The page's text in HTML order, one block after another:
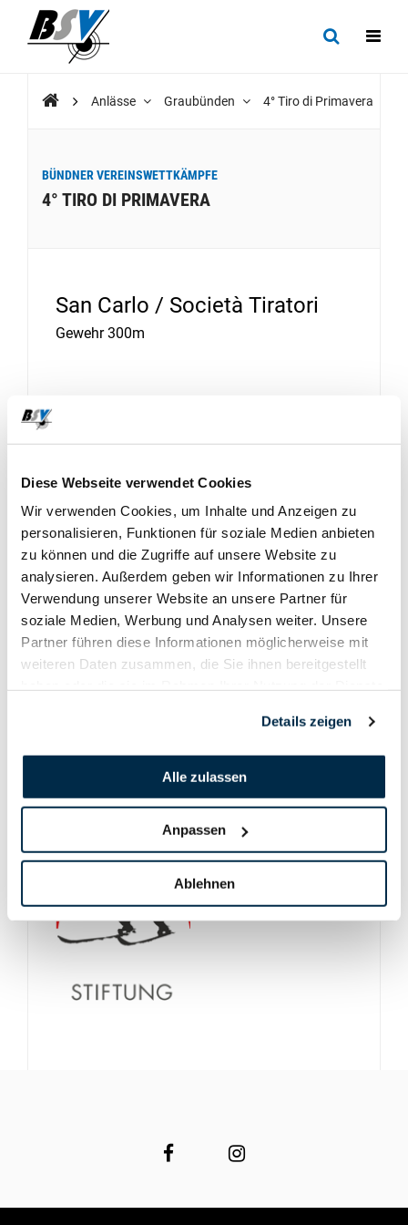
Diese Webseite verwendet Cookies
Wir verwenden Cookies, um Inhalte und Anzeigen zu
personalisieren, Funktionen für soziale Medien anbieten
zu können und die Zugriffe auf unsere Website zu
analysieren. Außerdem geben wir Informationen zu Ihrer
Verwendung unserer Website an unsere Partner für
soziale Medien, Werbung und Analysen weiter. Unsere
Partner führen diese Informationen möglicherweise mit
weiteren Daten zusammen, die Sie ihnen bereitgestellt
Details zeigen
Alle zulassen
Anpassen
Ablehnen
Anlässe Graubünden 4° Tiro di Primavera
BÜNDNER VEREINSWETTKÄMPFE
4° TIRO DI PRIMAVERA
San Carlo / Società Tiratori
Gewehr 300m
2022